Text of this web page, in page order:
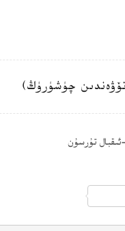
چۈشۈرۈڭ)
ئىقبال تۇرسۇن